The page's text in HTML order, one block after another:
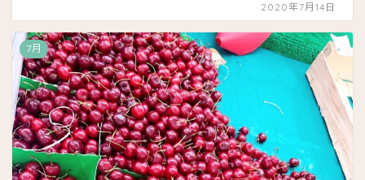
2020年7月14日
7月